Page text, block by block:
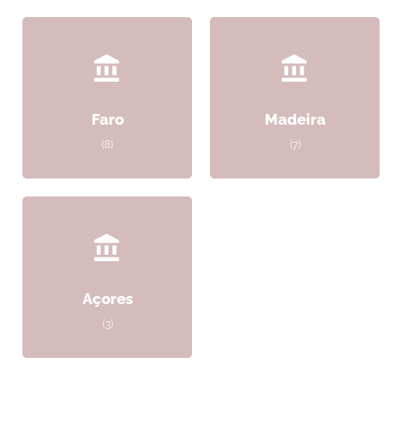
Faro
(8)
Madeira
(7)
Açores
(3)